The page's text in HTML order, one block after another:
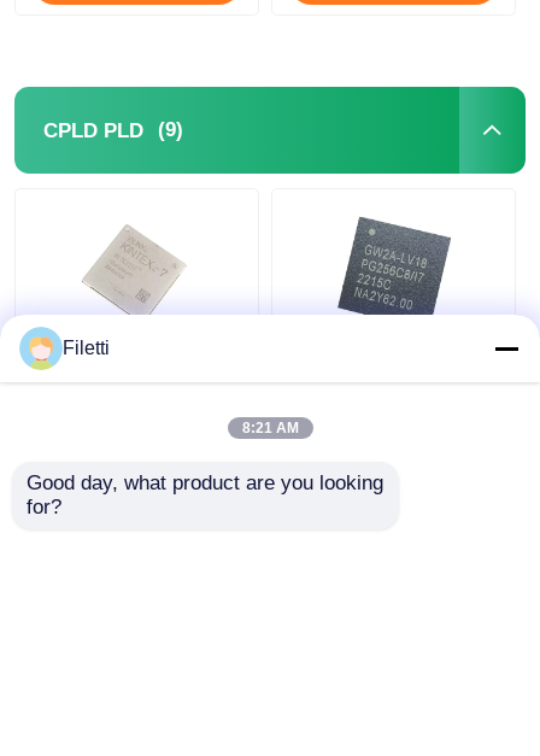
ชิปไอซี DSP
ชิป EEPROM
ชิป PSRAM
แฟลช NOR
CPLD PLD (9)
FCBGA-676 FPGA
2FFG676Iราคาถูกที่สุด
GW2A-
LV18PG256C8/I7
ราคาถูกที่สุด
Filetti
8:21 AM
Good day, what product are you looking
for?